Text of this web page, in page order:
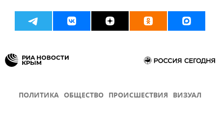
ПОЛИТИКА ОБЩЕСТВО ПРОИСШЕСТВИЯ ВИЗУАЛ